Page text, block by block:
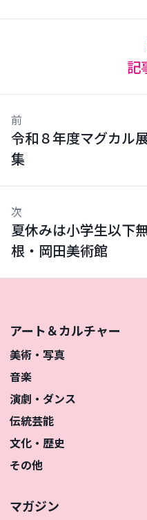
記
前
令和８年度マグカル
集
次
夏休みは小学生以下
根・岡田美術館
アート＆カルチャー
美術・写真
音楽
演劇・ダンス
伝統芸能
文化・歴史
その他
マガジン